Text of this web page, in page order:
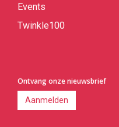
Events
Twinkle100
Ontvang onze nieuwsbrief
Aanmelden